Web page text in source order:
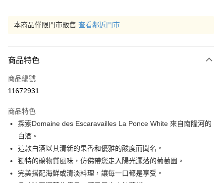
本商品僅限門市販售 查看鄰近門市
商品特色
商品編號
11672931
商品特色
探索Domaine des Escaravailles La Ponce White 來自南隆河的
白酒。
這款白酒以其清新的果香和優雅的酸度而聞名。
獨特的礦物質風味，仿佛帶您走入陽光灑落的葡萄園。
完美搭配海鮮或清淡料理，讓每一口都是享受。